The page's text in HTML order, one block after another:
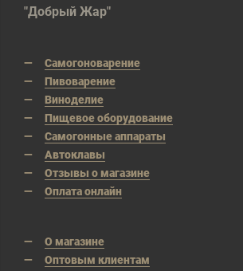
"Добрый Жар"
Самогоноварение
Пивоварение
Виноделие
Пищевое оборудование
Самогонные аппараты
Автоклавы
Отзывы о магазине
Оплата онлайн
О магазине
Оптовым клиентам